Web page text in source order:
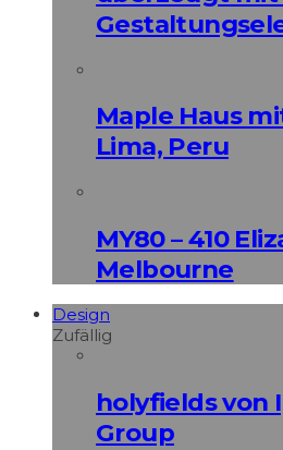
Maple Haus
Lima, Peru
MY80 – 410
Melbourne
Design
Zufällig
holyfields von
Group